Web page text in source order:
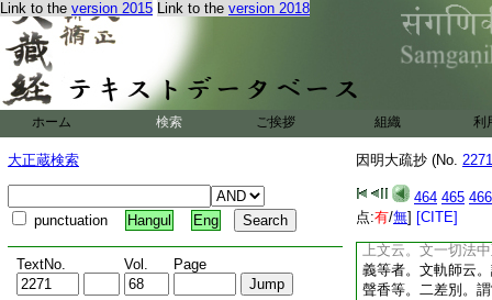
Link to the version 2015 Link to the version 2018
ホーム 検索 ご挨拶 組織 利
大正蔵検索
punctuation Hangul Eng
TextNo. Vol. Page
因明大疏抄 (No.
464 465 466
点:有/無] [CITE]
邑記云。疏宗之別
別此中不レ 言。何名 二
明燈抄云。宗之別
理門云。以二其總聲一
宗聲
之名也。先陳三名
名。差別･法･及能
上文云。文一切法
義等者。文軌師云
聲香等。二差別。